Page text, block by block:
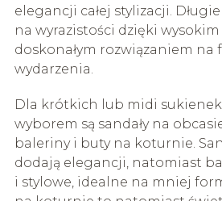
elegancji całej stylizacji.
na wyrazistości dzięki
doskonałym rozwiązaniem na
wydarzenia.
Dla krótkich lub midi
wyborem są sandały na
baleriny i buty na koturnie.
dodają elegancji, natomiast
i stylowe, idealne na mniej